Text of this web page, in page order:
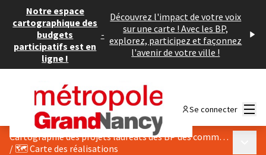
Notre espace
cartographique des
budgets
participatifs est en
ligne !
-
Découvrez l'impact de votre voix
sur une carte ! Avec les BP,
explorez, participez et façonnez
l'avenir de votre ville !
Se connecter
Cartographie des projets lauréats des BP des communes du Grand Nancy
/ 🗺️ Carte des réalisations